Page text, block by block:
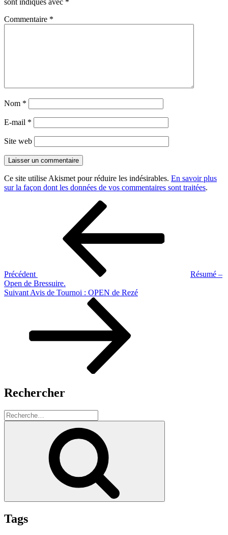
sont indiqués avec *
Commentaire *
Nom *
E-mail *
Site web
Ce site utilise Akismet pour réduire les indésirables. En savoir plus
sur la façon dont les données de vos commentaires sont traitées.
Précédent
Résumé –
Open de Bressuire.
Article
Suivant Avis de Tournoi : OPEN de Rezé
Rechercher
Recherche
pour
Tags